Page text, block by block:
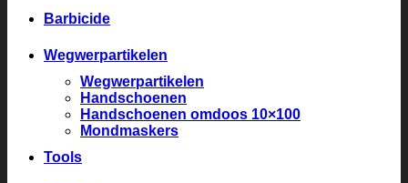
Barbicide
Wegwerpartikelen
Wegwerpartikelen
Handschoenen
Handschoenen omdoos 10×100
Mondmaskers
Tools